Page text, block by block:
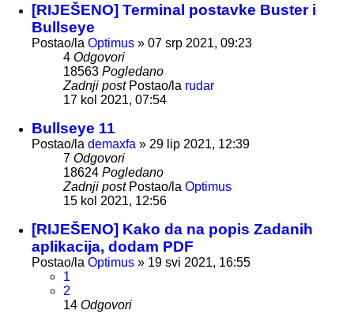
[RIJEŠENO] Terminal postavke Buster i
Bullseye
Postao/la Optimus » 07 srp 2021, 09:23
4 Odgovori
18563 Pogledano
Zadnji post Postao/la rudar
17 kol 2021, 07:54
Bullseye 11
Postao/la demaxfa » 29 lip 2021, 12:39
7 Odgovori
18624 Pogledano
Zadnji post Postao/la Optimus
15 kol 2021, 12:56
[RIJEŠENO] Kako da na popis Zadanih
aplikacija, dodam PDF
Postao/la Optimus » 19 svi 2021, 16:55
1
2
14 Odgovori